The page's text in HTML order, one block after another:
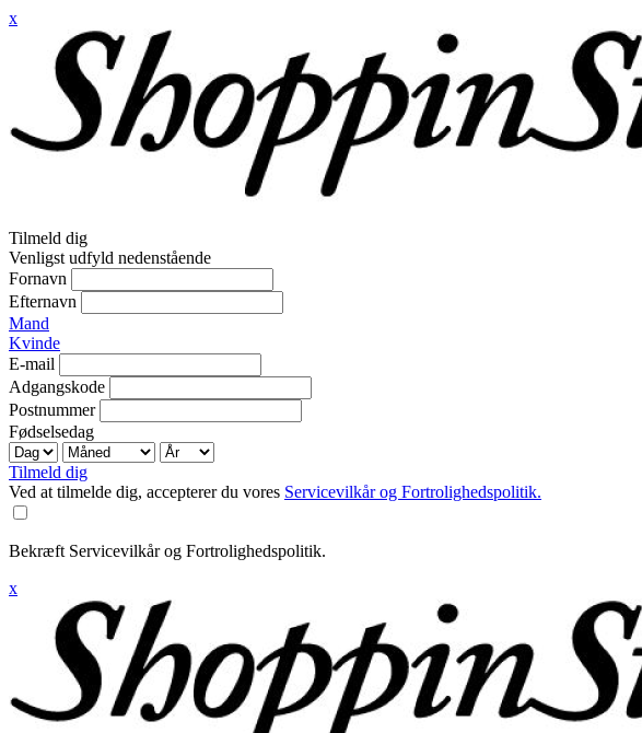
x
Tilmeld dig
Venligst udfyld nedenstående
Fornavn
Efternavn
Mand
Kvinde
E-mail
Adgangskode
Postnummer
Fødselsedag
Tilmeld dig
Ved at tilmelde dig, accepterer du vores Servicevilkår og Fortrolighedspolitik.
Bekræft Servicevilkår og Fortrolighedspolitik.
x